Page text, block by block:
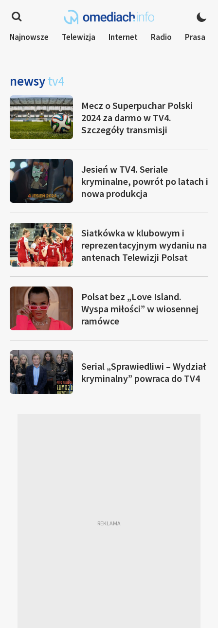
Najnowsze Telewizja Internet Radio Prasa
newsytv4
Mecz o Superpuchar Polski
2024 za darmo w TV4.
Szczegóły transmisji
Jesień w TV4. Seriale
kryminalne, powrót po latach i
nowa produkcja
Siatkówka w klubowym i
reprezentacyjnym wydaniu na
antenach Telewizji Polsat
Polsat bez „Love Island.
Wyspa miłości” w wiosennej
ramówce
Serial „Sprawiedliwi – Wydział
kryminalny” powraca do TV4